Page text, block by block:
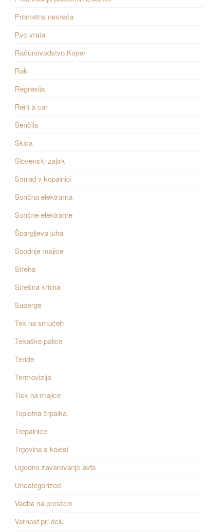
Prometna nesreča
Pvc vrata
Računovodstvo Koper
Rak
Regresija
Rent a car
Senčila
Skica
Slovenski zajtrk
Smrad v kopalnici
Sončna elektrarna
Sončne elektrarne
Špargljeva juha
Spodnje majice
Streha
Strešna kritina
Superge
Tek na smučeh
Tekaške palice
Tende
Termovizija
Tisk na majice
Toplotna črpalka
Trepalnice
Trgovina s kolesi
Ugodno zavarovanje avta
Uncategorized
Vadba na prostem
Varnost pri delu